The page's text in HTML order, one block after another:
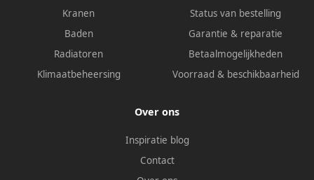
Kranen
Baden
Radiatoren
Klimaatbeheersing
Status van bestelling
Garantie & reparatie
Betaalmogelijkheden
Voorraad & beschikbaarheid
Over ons
Inspiratie blog
Contact